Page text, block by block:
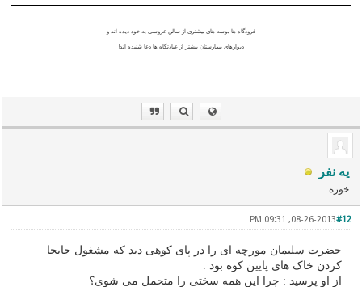
فرودگاه ها بوسه های بیشتری از سالن عروسی به خود دیده اند و
دیوارهای بیمارستان بیشتر از عبادتگاه ها دعا شنیده اند!
یه نفر
خوره
#12
08-26-2013, 09:31 PM
حضرت سلیمان ﻣﻮﺭﭼﻪ ﺍﯼ ﺭﺍ ﺩﺭ ﭘﺎﯼ ﮐﻮﻫﯽ ﺩﯾﺪ ﮐﻪ ﻣﺸﻐﻮﻝ ﺟﺎﺑﺠﺎ
ﮐﺮﺩﻥ ﺧﺎﮎ ﻫﺎﯼ ﭘﺎﯾﯿﻦ ﮐﻮﻩ ﺑﻮﺩ .
ﺍﺯ ﺍﻭ ﭘﺮﺳﯿﺪ : ﭼﺮﺍ ﺍﯾﻦ ﻫﻤﻪ ﺳﺨﺘﯽ ﺭﺍ ﻣﺘﺤﻤﻞ ﻣﯽ ﺷﻮﯼ؟